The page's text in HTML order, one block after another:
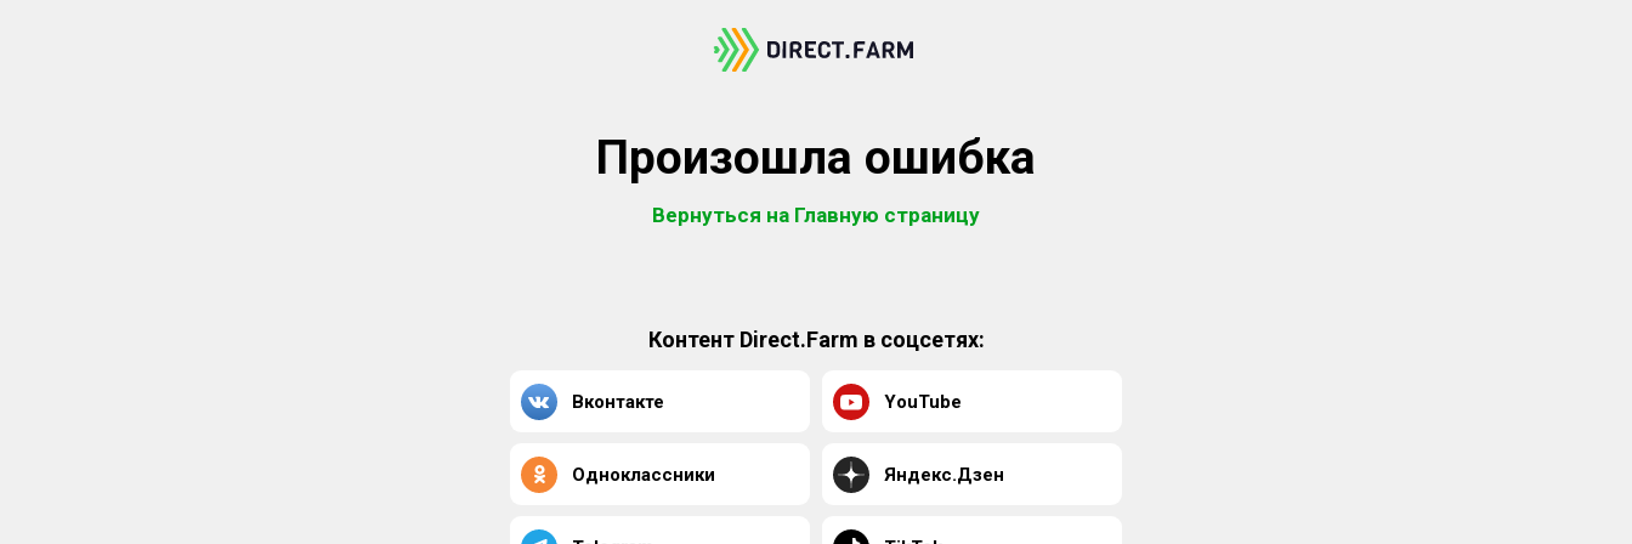
Произошла ошибка
Вернуться на Главную страницу
Контент Direct.Farm в соцсетях:
Вконтакте YouTube
Одноклассники Яндекс.Дзен